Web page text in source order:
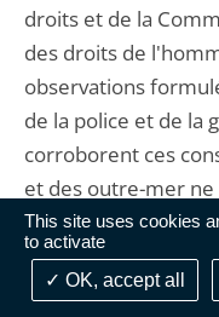
This site uses cookies
to activate
OK, accept all
droits et de la
des droits de
observations
de la police et de la
corroborent ces
et des outre-mer
d'élément de
cas de défaut de
individuel et se